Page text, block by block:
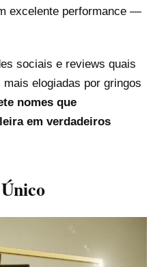
excelente performance —
sociais e reviews quais
elogiadas por gringos
nomes que
em verdadeiros